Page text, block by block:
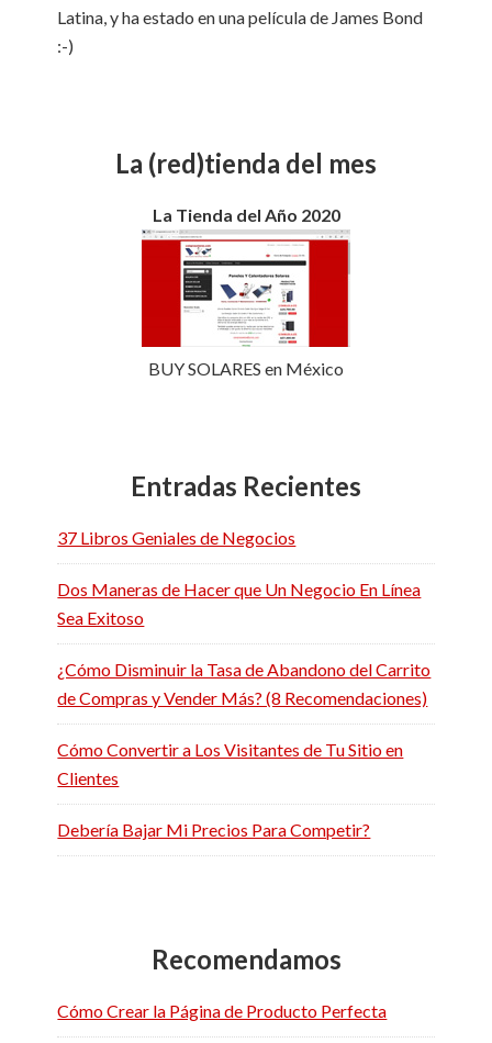
Latina, y ha estado en una película de James Bond
:-)
La (red)tienda del mes
La Tienda del Año 2020
BUY SOLARES en México
Entradas Recientes
37 Libros Geniales de Negocios
Dos Maneras de Hacer que Un Negocio En Línea
Sea Exitoso
¿Cómo Disminuir la Tasa de Abandono del Carrito
de Compras y Vender Más? (8 Recomendaciones)
Cómo Convertir a Los Visitantes de Tu Sitio en
Clientes
Debería Bajar Mi Precios Para Competir?
Recomendamos
Cómo Crear la Página de Producto Perfecta